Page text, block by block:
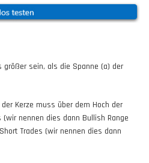
größer sein, als die Spanne (a) der
Kerze muss über dem Hoch der
nennen dies dann Bullish Range
Trades (wir nennen dies dann